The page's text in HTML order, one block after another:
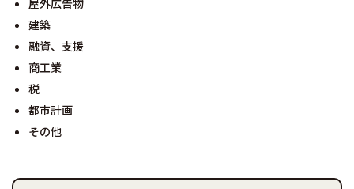
屋外広告物
建築
融資、支援
商工業
税
都市計画
その他